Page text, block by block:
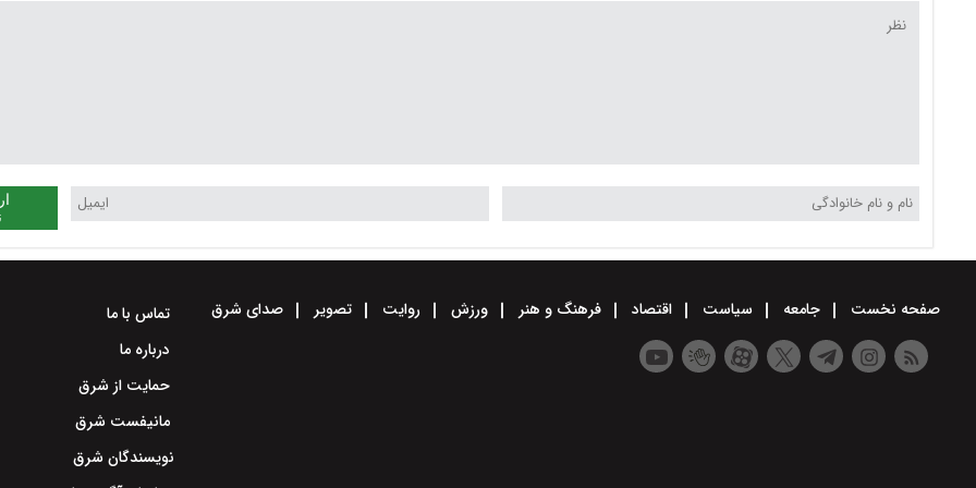
آقا قرار است عید به مشهد
صفحه نخست جامعه سیاست اقتصاد فرهنگ و هنر ورزش روایت تصویر صدای شرق
تماس با ما
درباره ما
حمایت از شرق
مانیفست شرق
نویسندگان شرق